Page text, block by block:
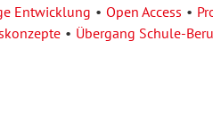
Entwicklung
Open Access
Übergang Schule-